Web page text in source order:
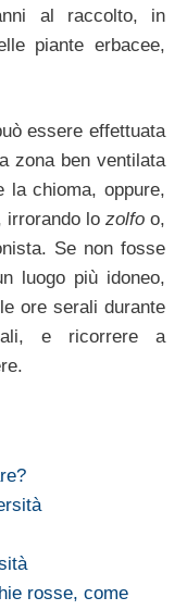
al raccolto, in
piante erbacee,
essere effettuata
zona ben ventilata
la chioma, oppure,
irrorando lo zolfo o,
Se non fosse
luogo più idoneo,
ore serali durante
e ricorrere a
rosse, come